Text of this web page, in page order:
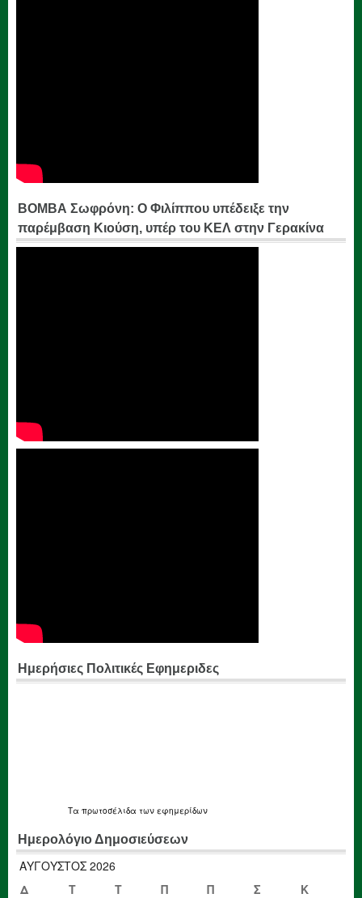
ΒΟΜΒΑ Σωφρόνη: Ο Φιλίππου υπέδειξε την
παρέμβαση Κιούση, υπέρ του ΚΕΛ στην Γερακίνα
Ημερήσιες Πολιτικές Εφημεριδες
Τα πρωτοσέλιδα των εφημερίδων
Ημερολόγιο Δημοσιεύσεων
ΑΎΓΟΥΣΤΟΣ 2026
Δ
Τ Τ Π Π Σ Κ